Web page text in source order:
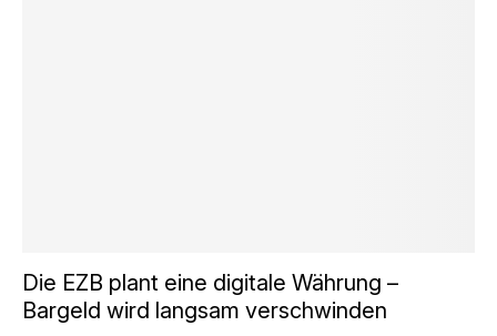
Die EZB plant eine digitale Währung –
Bargeld wird langsam verschwinden